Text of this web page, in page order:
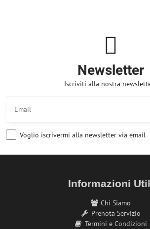
Newsletter
Iscriviti alla nostra
Voglio iscrivermi alla newsletter via email
Informazioni
Chi Siamo
Prenota Servizio
Termini e Condizioni